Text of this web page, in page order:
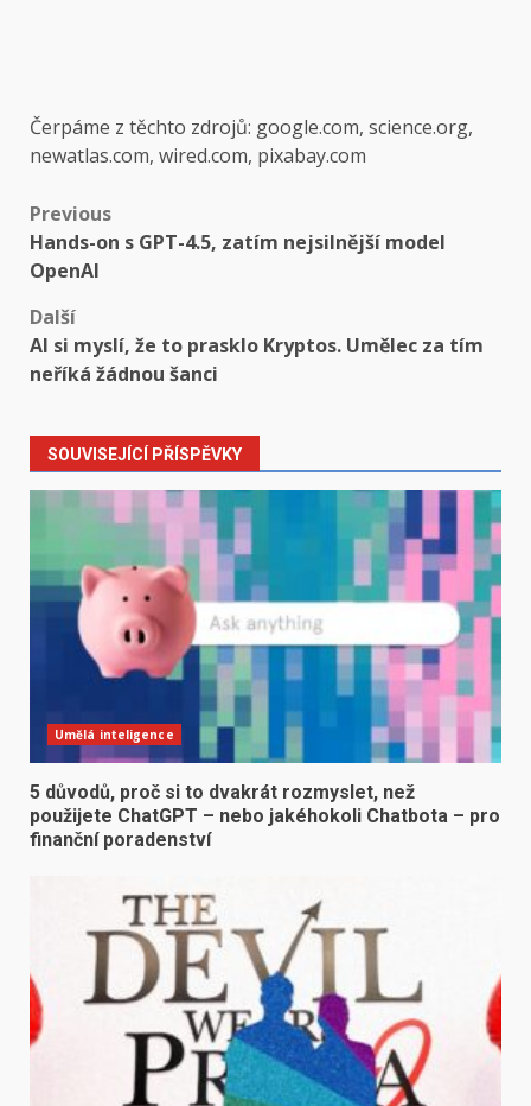
Čerpáme z těchto zdrojů: google.com, science.org,
newatlas.com, wired.com, pixabay.com
Post
navigation
Previous
Hands-on s GPT-4.5, zatím nejsilnější model
OpenAI
Další
AI si myslí, že to prasklo Kryptos. Umělec za tím
neříká žádnou šanci
SOUVISEJÍCÍ PŘÍSPĚVKY
Umělá inteligence
5 důvodů, proč si to dvakrát rozmyslet, než
použijete ChatGPT – nebo jakéhokoli Chatbota – pro
finanční poradenství